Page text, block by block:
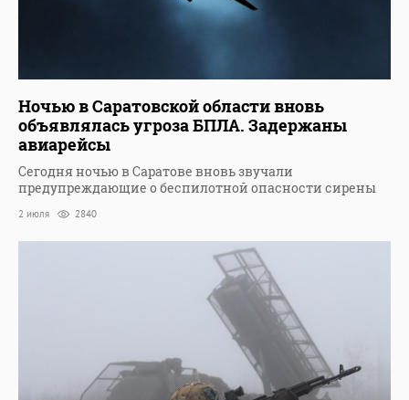
Ночью в Саратовской области вновь
объявлялась угроза БПЛА. Задержаны
авиарейсы
Сегодня ночью в Саратове вновь звучали
предупреждающие о беспилотной опасности сирены
2 июля 2840